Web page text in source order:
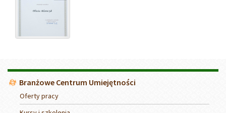
MenuBranżowe Centrum Umiejętności
Oferty pracy